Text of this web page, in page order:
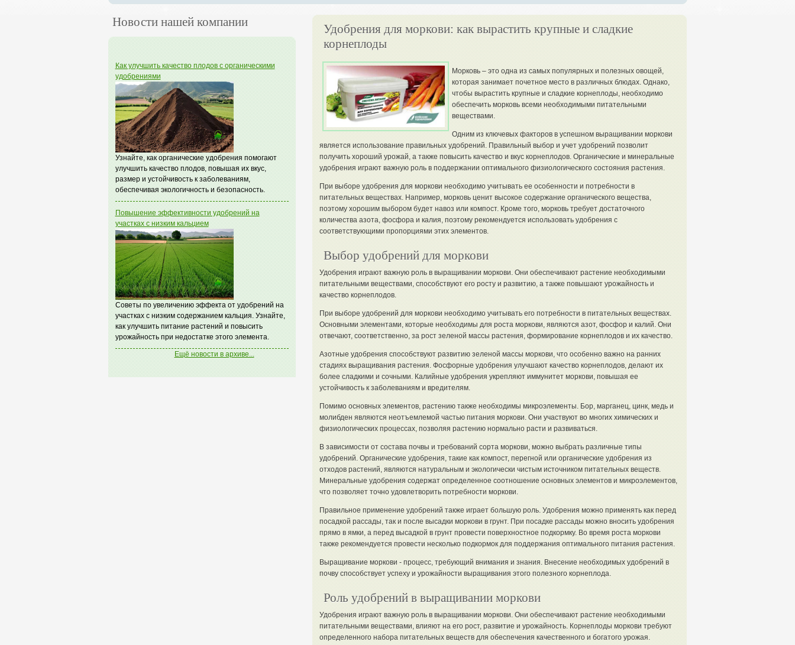
Новости нашей компании
Как улучшить качество плодов с органическими
удобрениями
Узнайте, как органические удобрения помогают
улучшить качество плодов, повышая их вкус,
размер и устойчивость к заболеваниям,
обеспечивая экологичность и безопасность.
Повышение эффективности удобрений на
участках с низким кальцием
Советы по увеличению эффекта от удобрений на
участках с низким содержанием кальция. Узнайте,
как улучшить питание растений и повысить
урожайность при недостатке этого элемента.
Ещё новости в архиве...
Удобрения для моркови: как вырастить крупные и сладкие
корнеплоды
Морковь – это одна из самых популярных и полезных овощей,
которая занимает почетное место в различных блюдах. Однако,
чтобы вырастить крупные и сладкие корнеплоды, необходимо
обеспечить морковь всеми необходимыми питательными
веществами.
Одним из ключевых факторов в успешном выращивании моркови
является использование правильных удобрений. Правильный выбор и учет удобрений позволит
получить хороший урожай, а также повысить качество и вкус корнеплодов. Органические и минеральные
удобрения играют важную роль в поддержании оптимального физиологического состояния растения.
При выборе удобрения для моркови необходимо учитывать ее особенности и потребности в
питательных веществах. Например, морковь ценит высокое содержание органического вещества,
поэтому хорошим выбором будет навоз или компост. Кроме того, морковь требует достаточного
количества азота, фосфора и калия, поэтому рекомендуется использовать удобрения с
соответствующими пропорциями этих элементов.
Выбор удобрений для моркови
Удобрения играют важную роль в выращивании моркови. Они обеспечивают растение необходимыми
питательными веществами, способствуют его росту и развитию, а также повышают урожайность и
качество корнеплодов.
При выборе удобрений для моркови необходимо учитывать его потребности в питательных веществах.
Основными элементами, которые необходимы для роста моркови, являются азот, фосфор и калий. Они
отвечают, соответственно, за рост зеленой массы растения, формирование корнеплодов и их качество.
Азотные удобрения способствуют развитию зеленой массы моркови, что особенно важно на ранних
стадиях выращивания растения. Фосфорные удобрения улучшают качество корнеплодов, делают их
более сладкими и сочными. Калийные удобрения укрепляют иммунитет моркови, повышая ее
устойчивость к заболеваниям и вредителям.
Помимо основных элементов, растению также необходимы микроэлементы. Бор, марганец, цинк, медь и
молибден являются неотъемлемой частью питания моркови. Они участвуют во многих химических и
физиологических процессах, позволяя растению нормально расти и развиваться.
В зависимости от состава почвы и требований сорта моркови, можно выбрать различные типы
удобрений. Органические удобрения, такие как компост, перегной или органические удобрения из
отходов растений, являются натуральным и экологически чистым источником питательных веществ.
Минеральные удобрения содержат определенное соотношение основных элементов и микроэлементов,
что позволяет точно удовлетворить потребности моркови.
Правильное применение удобрений также играет большую роль. Удобрения можно применять как перед
посадкой рассады, так и после высадки моркови в грунт. При посадке рассады можно вносить удобрения
прямо в ямки, а перед высадкой в грунт провести поверхностное подкормку. Во время роста моркови
также рекомендуется провести несколько подкормок для поддержания оптимального питания растения.
Выращивание моркови - процесс, требующий внимания и знания. Внесение необходимых удобрений в
почву способствует успеху и урожайности выращивания этого полезного корнеплода.
Роль удобрений в выращивании моркови
Удобрения играют важную роль в выращивании моркови. Они обеспечивают растение необходимыми
питательными веществами, влияют на его рост, развитие и урожайность. Корнеплоды моркови требуют
определенного набора питательных веществ для обеспечения качественного и богатого урожая.